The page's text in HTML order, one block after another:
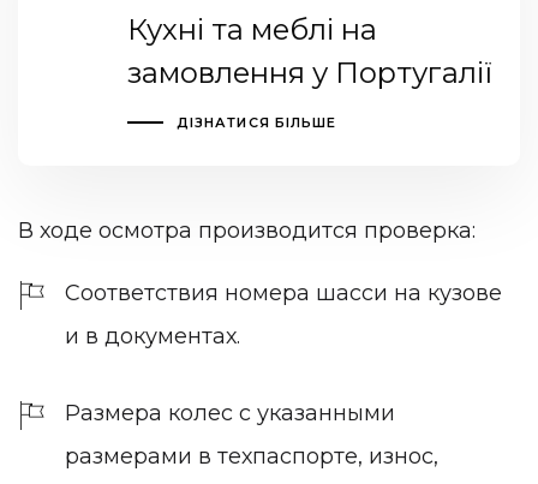
Кухні та меблі на
замовлення у Португалії
ДІЗНАТИСЯ БІЛЬШЕ
В ходе осмотра производится проверка:
Соответствия номера шасси на кузове
и в документах.
Размера колес с указанными
размерами в техпаспорте, износ,